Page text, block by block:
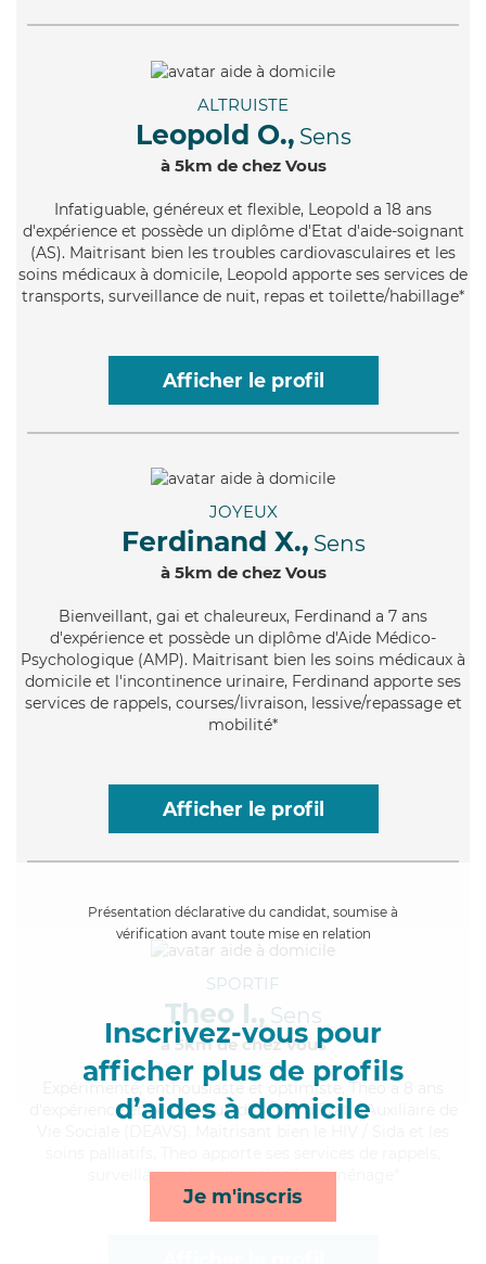
ALTRUISTE
Leopold O., Sens
à 5km de chez Vous
Infatiguable, généreux et flexible, Leopold a 18 ans
d'expérience et possède un diplôme d'Etat d'aide-soignant
(AS). Maitrisant bien les troubles cardiovasculaires et les
soins médicaux à domicile, Leopold apporte ses services de
transports, surveillance de nuit, repas et toilette/habillage*
Afficher le profil
JOYEUX
Ferdinand X., Sens
à 5km de chez Vous
Bienveillant, gai et chaleureux, Ferdinand a 7 ans
d'expérience et possède un diplôme d'Aide Médico-
Psychologique (AMP). Maitrisant bien les soins médicaux à
domicile et l'incontinence urinaire, Ferdinand apporte ses
services de rappels, courses/livraison, lessive/repassage et
mobilité*
Afficher le profil
Présentation déclarative du candidat, soumise à
vérification avant toute mise en relation
Inscrivez-vous pour
afficher plus de profils
d’aides à domicile
Je m'inscris
SPORTIF
Theo I., Sens
à 5km de chez Vous
, enthousiaste et optimiste, Theo a 8 ans
d'expérience et possède un diplôme d'État d'Auxiliaire de
surveillance de nuit, activités et ménage*